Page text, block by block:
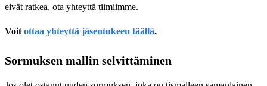
eivät ratkea, ota yhteyttä tiimiimme.
Voit ottaa yhteyttä jäsentukeen täällä.
Sormuksen mallin selvittäminen